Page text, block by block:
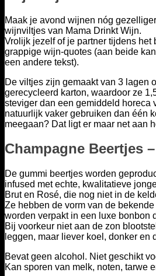
Maak je avond wijnen nóg
wijnviltjes van Mama Drinkt Wijn.
Vrolijk jezelf of je partner tijdens het
grappige wijn-quotes (aan beide
een andere tekst).
De viltjes zijn gemaakt van 3 lagen
gerecycleerd karton, waardoor ze
steviger dan een gemiddeld horeca
natuurlijk vaker gebruiken dan één
meegaan? Dat ligt er maar net aan
Champagne Beertjes
De gummi beertjes worden
infused met echte, kwalitatieve
Brut en Rosé, die nog niet in de
Ze hebben de vorm van de
worden verpakt in een luxe bonbon
Bij voorkeur niet aan de zon
leggen, maar liever koel, donker en
Bevat geen alcohol. Niet geschikt
Kan sporen van melk, noten, tarwe